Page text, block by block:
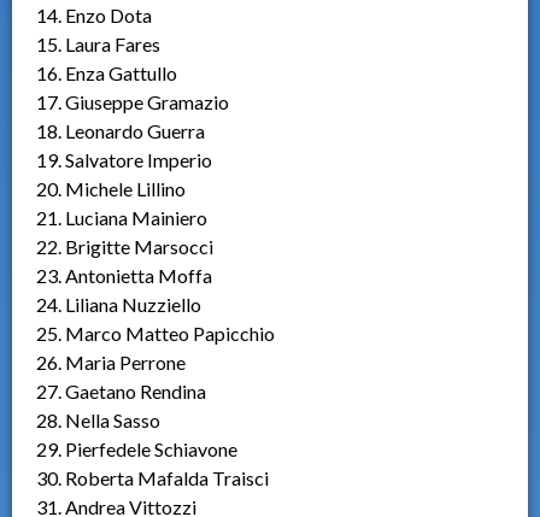
14. Enzo Dota
15. Laura Fares
16. Enza Gattullo
17. Giuseppe Gramazio
18. Leonardo Guerra
19. Salvatore Imperio
20. Michele Lillino
21. Luciana Mainiero
22. Brigitte Marsocci
23. Antonietta Moffa
24. Liliana Nuzziello
25. Marco Matteo Papicchio
26. Maria Perrone
27. Gaetano Rendina
28. Nella Sasso
29. Pierfedele Schiavone
30. Roberta Mafalda Traisci
31. Andrea Vittozzi